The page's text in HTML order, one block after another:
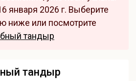
января 2026 г. Выберите
ниже или посмотрите
тандыр
тандыр